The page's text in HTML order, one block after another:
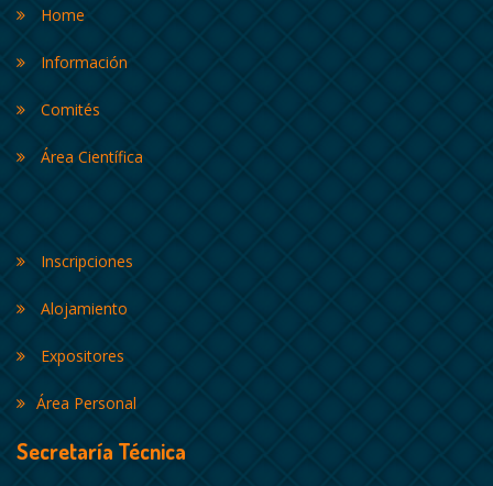
Home
Información
Comités
Área Científica
Inscripciones
Alojamiento
Expositores
Área Personal
Secretaría Técnica